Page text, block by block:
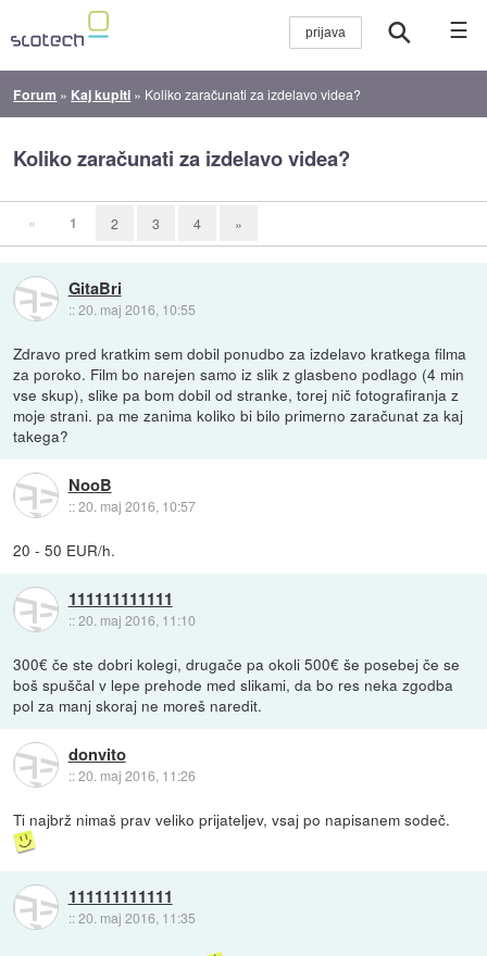
☰
Forum » Kaj kupiti » Koliko zaračunati za izdelavo videa?
Koliko zaračunati za izdelavo videa?
« 1 2 3 4 »
GitaBri
::20. maj 2016, 10:55
Zdravo pred kratkim sem dobil ponudbo za izdelavo kratkega filma
za poroko. Film bo narejen samo iz slik z glasbeno podlago (4 min
vse skup), slike pa bom dobil od stranke, torej nič fotografiranja z
moje strani. pa me zanima koliko bi bilo primerno zaračunat za kaj
takega?
NooB
::20. maj 2016, 10:57
20 - 50 EUR/h.
111111111111
::20. maj 2016, 11:10
300€ če ste dobri kolegi, drugače pa okoli 500€ še posebej če se
boš spuščal v lepe prehode med slikami, da bo res neka zgodba
pol za manj skoraj ne moreš naredit.
donvito
::20. maj 2016, 11:26
Ti najbrž nimaš prav veliko prijateljev, vsaj po napisanem sodeč.
111111111111
::20. maj 2016, 11:35